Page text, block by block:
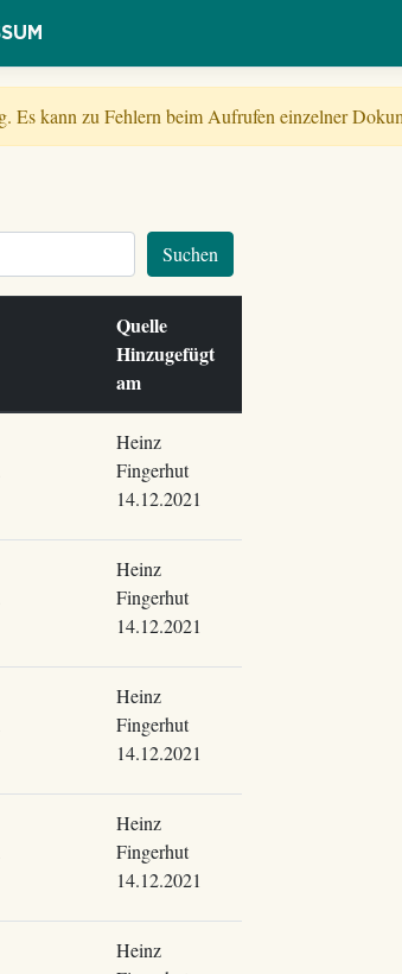
Es kann zu Fehlern beim Aufrufen einzelner
Suchen
Quelle
Hinzugefügt
am
Heinz
Fingerhut
14.12.2021
Heinz
Fingerhut
14.12.2021
Heinz
Fingerhut
14.12.2021
Heinz
Fingerhut
14.12.2021
Heinz